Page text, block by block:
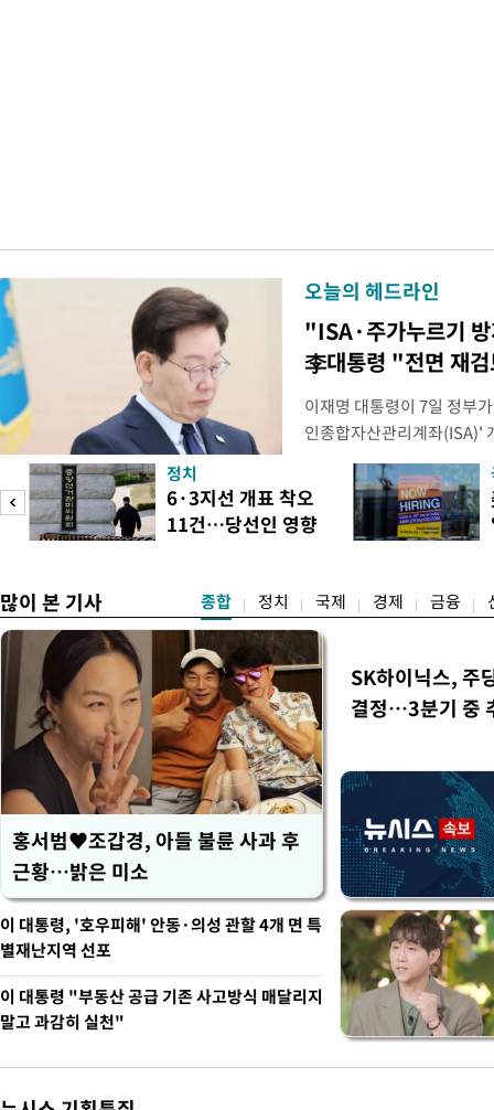
오늘의 헤드라인
"ISA·주가누르기
李대통령 "전면 재
이재명 대통령이 7일 정부
인종합자산관리계좌(ISA)'
안'을 전면 재검토 할 것을
들과의 상황 점검 회의에서
지법안을 둘러싼 투자자들
았다. 이 자리에서 이 대통
정치
6·3지선 개표 착오
11건…당선인 영향
많이 본 기사 종합 정치 국제 경제 금융
홍서범♥조갑경, 아들 불륜 사과 후
근황…밝은 미소
SK하이닉스, 주
결정…3분기 중
이 대통령, '호우피해' 안동·의성 관할 4개 면 특
별재난지역 선포
이 대통령 "부동산 공급 기존 사고방식 매달리지
말고 과감히 실천"